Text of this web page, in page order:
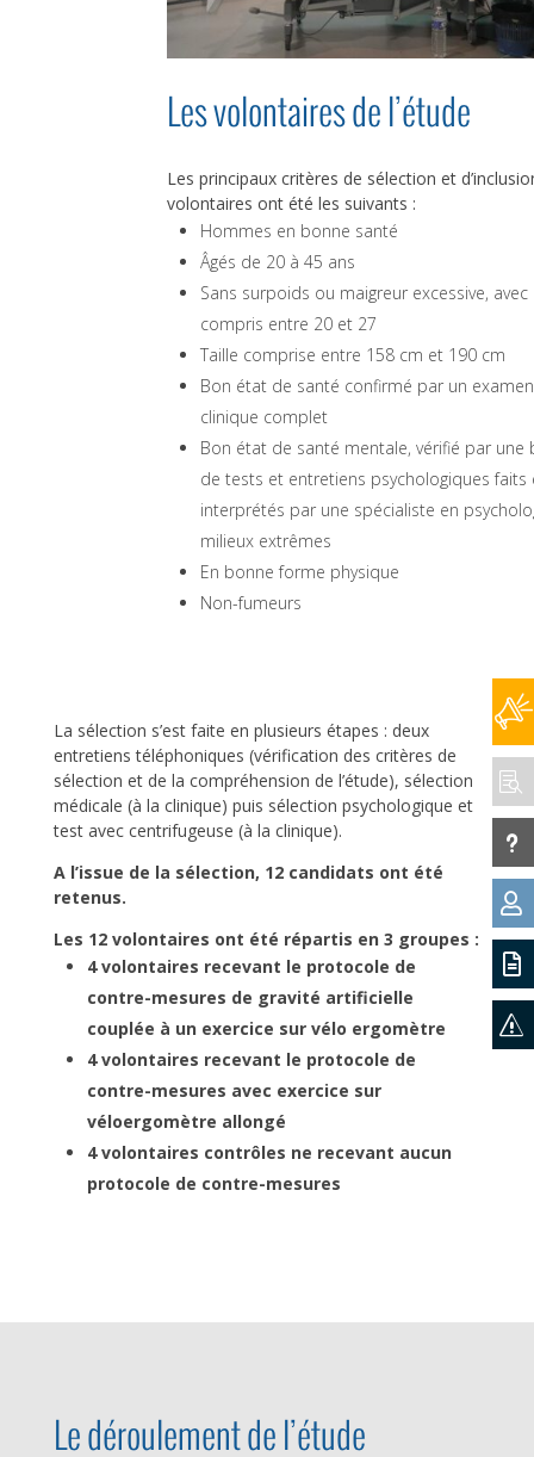
Les volontaires de l’étude
Les principaux critères de sélection et
volontaires ont été les suivants :
Hommes en bonne santé
Âgés de 20 à 45 ans
Sans surpoids ou maigreur excessive, avec
compris entre 20 et 27
Taille comprise entre 158 cm et 190 cm
Bon état de santé confirmé par un examen
clinique complet
Bon état de santé mentale, vérifié par une
de tests et entretiens psychologiques faits
interprétés par une spécialiste en
milieux extrêmes
En bonne forme physique
Non-fumeurs
La sélection s’est faite en plusieurs étapes : deux
entretiens téléphoniques (vérification des critères de
sélection et de la compréhension de l’étude), sélection
médicale (à la clinique) puis sélection psychologique et
test avec centrifugeuse (à la clinique).
A l’issue de la sélection, 12 candidats ont été
retenus.
Les 12 volontaires ont été répartis en 3 groupes :
4 volontaires recevant le protocole de
contre-mesures de gravité artificielle
couplée à un exercice sur vélo ergomètre
4 volontaires recevant le protocole de
contre-mesures avec exercice sur
véloergomètre allongé
4 volontaires contrôles ne recevant aucun
protocole de contre-mesures
Le déroulement de l’étude

u


s